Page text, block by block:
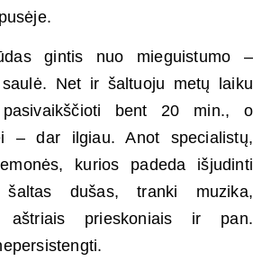
gintis nuo mieguistumo –
Net ir šaltuoju metų laiku
bent 20 min., o
– dar ilgiau. Anot specialistų,
kurios padeda išjudinti
dušas, tranki muzika,
aštriais prieskoniais ir pan.